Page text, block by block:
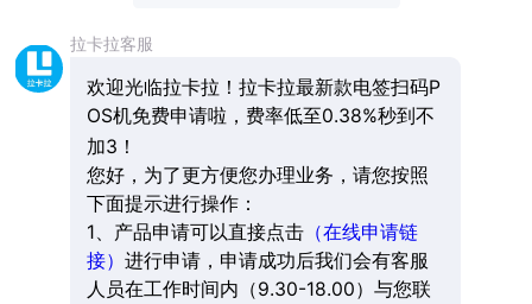
拉卡拉客服
欢迎光临拉卡拉！拉卡拉最新款电签扫码P
OS机免费申请啦，费率低至0.38%秒到不
加3！
您好，为了更方便您办理业务，请您按照
下面提示进行操作：
1、产品申请可以直接点击（在线申请链
接） 进行申请，申请成功后我们会有客服
人员在工作时间内（9.30-18.00）与您联